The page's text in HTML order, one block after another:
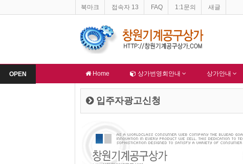
OPEN
북마크 접속자 13 FAQ 1:1문의 새글
- 알림 창원기계공구상가 홈페이지 네이버 등록완료
Home 상가번영회안내 상가안내
입주자광고신청